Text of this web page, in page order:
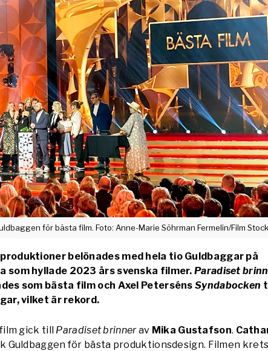
för bästa film. Foto: Anne-Marie Söhrman Fermelin/Film
belönades med hela tio Guldbaggar på
som hyllade 2023 års svenska filmer.Paradiset
som bästa film och Axel PetersénsSyndabocken
vilket är rekord.
gick till Paradiset brinnerav Mika Gustafson.
Guldbaggen för bästa produktionsdesign. Filmen